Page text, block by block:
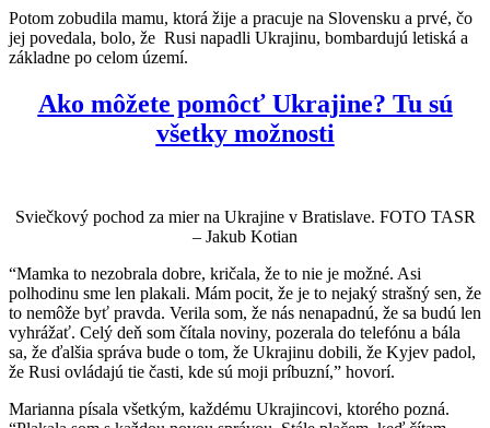
Potom zobudila mamu, ktorá žije a pracuje na Slovensku a prvé, čo
jej povedala, bolo, že Rusi napadli Ukrajinu, bombardujú letiská a
základne po celom území.
Ako môžete pomôcť Ukrajine? Tu sú
všetky možnosti
Sviečkový pochod za mier na Ukrajine v Bratislave. FOTO TASR
– Jakub Kotian
“Mamka to nezobrala dobre, kričala, že to nie je možné. Asi
polhodinu sme len plakali. Mám pocit, že je to nejaký strašný sen, že
to nemôže byť pravda. Verila som, že nás nenapadnú, že sa budú len
vyhrážať. Celý deň som čítala noviny, pozerala do telefónu a bála
sa, že ďalšia správa bude o tom, že Ukrajinu dobili, že Kyjev padol,
že Rusi ovládajú tie časti, kde sú moji príbuzní,” hovorí.
Marianna písala všetkým, každému Ukrajincovi, ktorého pozná.